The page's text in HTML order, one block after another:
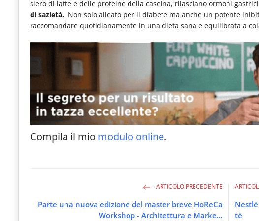
le
novità
del
comparto
Horeca.
siero di latte e delle proteine della caseina, rilasciano ormoni
di sazietà. Non solo alleato per il diabete ma anche un potente
raccomandare quotidianamente in una dieta sana e equilibrata a
Compila il mio modulo online.
ARTICOLO PRECEDENTE
Parte una nuova edizione del master breve HoReCa
Workshop - Architettura e Marke...
tè